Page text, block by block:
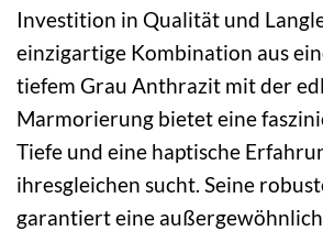
Investition in Qualität und
einzigartige Kombination aus
tiefem Grau Anthrazit mit der
Marmorierung bietet eine
Tiefe und eine haptische
ihresgleichen sucht. Seine
garantiert eine